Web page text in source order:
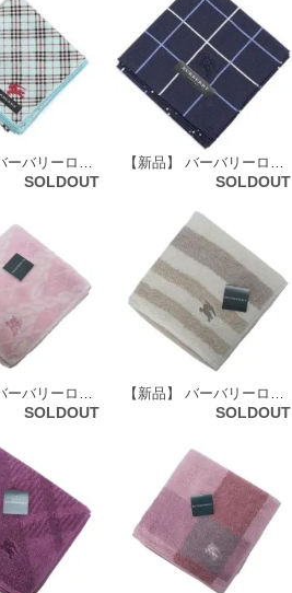
【新品】 バーバリーロンドン BURBERRY LONDON ハンカチ（チェック柄） 71619
SOLDOUT
【新品】 バーバリーロンドン BURBERRY LONDON ハンカチ（柄） 72072
SOLDOUT
【新品】 バーバリーロンドン BURBERRY LONDON タオルハンカチ 66127
SOLDOUT
【新品】 バーバリーロンドン BURBERRY LONDON タオルハンカチ 72132
SOLDOUT